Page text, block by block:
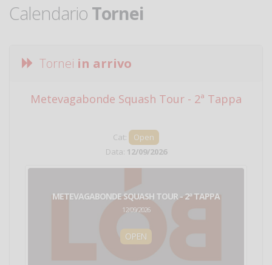
Calendario Tornei
Tornei in arrivo
Metevagabonde Squash Tour - 2ª Tappa
Cat:
Open
Data: 12/09/2026
METEVAGABONDE SQUASH TOUR - 2ª TAPPA
12/09/2026
OPEN